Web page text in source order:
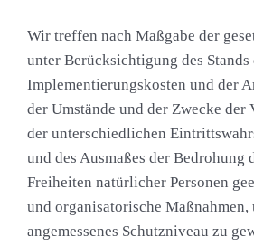
Wir treffen nach Maßgabe der
unter Berücksichtigung des
Implementierungskosten und der
der Umstände und der Zwecke der
der unterschiedlichen
und des Ausmaßes der Bedrohung
Freiheiten natürlicher Personen
und organisatorische Maßnahmen,
angemessenes Schutzniveau zu